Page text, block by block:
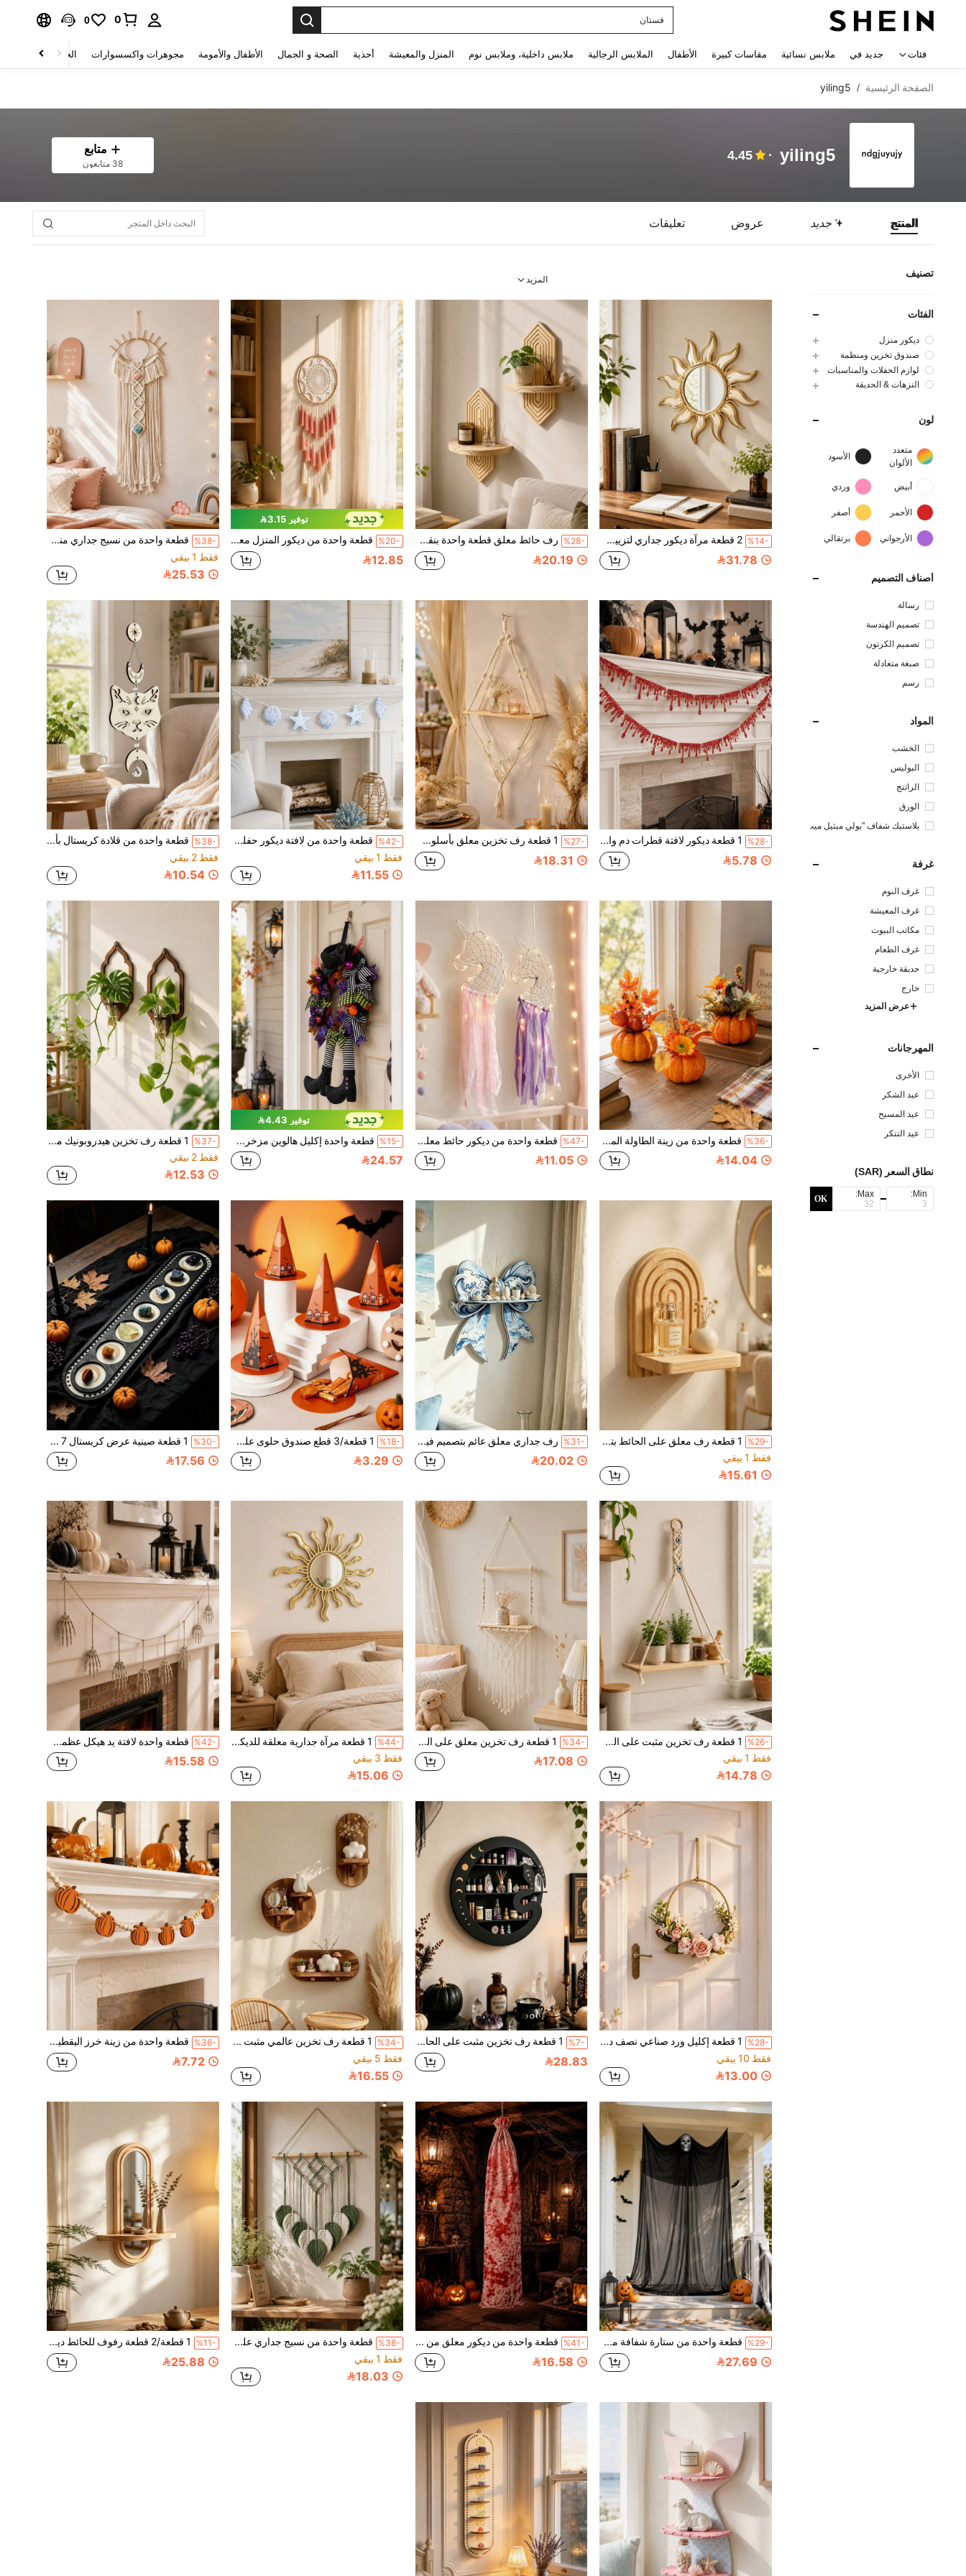
Squishy
0
0
فئات جديد في ملابس نسائية مقاسات كبيرة الأطفال الملابس الرجالية ملابس داخلية، وملابس نوم المنزل والمعيشة أحذية الصحة و الجمال الأطفال والأمومة مجوهرات واكسسوارات الحقائب والأمتعة
الصفحة الرئيسية /
yiling5
yiling5
4.45 متابع
38 متابعون
المنتج جديد عروض تعليقات
تصنيف
الفئات
ديكور منزل
صندوق تخزين ومنظمة
لوازم الحفلات والمناسبات
النزهات & الحديقة
لون
متعدد
الألوان
الأسود
أبيض وردي
الأحمر أصفر
الأرجواني برتقالي
أصناف التصميم
رسالة
تصميم الهندسة
تصميم الكرتون
صبغة متعادلة
رسم
المواد
الخشب
البوليس
تر
الراتنج
الورق
بلاستيك شفاف "بولي ميثيل ميث
غرفة
غرف النوم
غرف المعيشة
مكاتب البيوت
غرف الطعام
حديقة خارجية
خارج
عرض المزيد
المهرجانات
الأخرى
عيد الشكر
عيد المسيح
عيد التنكر
نطاق السعر (SAR)
Min:
Max:
OK
المزيد
%14- 2 قطعة مرآة ديكور جداري لتزيين الغرفة، مرآة معلقة بتصميم شمس فني، ديكور منزلي لغرفة المعيشة والنوم، بأسلوب بوهيمي عصري ونظارات، مرآة ديكورية بأسلوب نورديك، ديكور حديقة خارجية، ديكور جداري لمدخل غرفة المعيشة
31.78
%28- رف حائط معلق قطعة واحدة بنقشة معينة بارزة، رف حائط هندسي نصف دائري بطراز نورديك، رف تخزين حائط بطراز بوهيمي، رف ديكور حائط بخلفية خشب فاتح بنقشة معينة، رف حائط لجانب السرير في غرفة النوم
20.19
توفير 3.15
%20- قطعة واحدة من ديكور المنزل معلق حائط دائري مزخرف بحواف منسدلة، ديكور منزلي مريح وجمالي، ديكور حائط غرفة نوم بوهيمي
12.85
%38-
قطعة واحدة من نسيج جداري منسوج بأسلوب مغربي مع شرابات، مناسب لديكور جدار رأس السرير في غرفة النوم، ديكور جدار مميز في غرفة المعيشة، ديكور المدخل، نسيج ديكور منزلي
فقط 1 بيقي
25.53
%28- 1 قطعة ديكور لافتة قطرات دم واقعية، ديكور معلق قطرات دم للهالوين، إكليل تدفق الدم وبقع الدم، ديكور غرفة منزل مسكون حفلة سلسلة أعلام، ديكور أجواء النافذة والباب وظهر السرير مجموعة زينة معلقة
5.78
%27- 1 قطعة رف تخزين معلق بأسلوب بوهيمي، مثبت على الحائط مع جيب شبكة بشرابات، رف ديكور جدار الغرفة، رف حامل زهور مثبت على الحائط ورف تخزين مدمج
18.31
%42-
قطعة واحدة من لافتة ديكور حفلة بموضوع المحيط، لافتة جدارية بأسلوب شاطئ الصيف باللونين الأزرق والأبيض مع أصداف، ديكور جداري بموضوع المحيط بأسلوب نوردي، ديكور منزل عطلة شاطئية بزينة الحياة البحرية
فقط 1 بيقي
11.55
%38-
قطعة واحدة من قلادة كريستال بأسلوب بوهيمي، قلادة كريستال تعكس أشعة الشمس، مناسبة لديكور الغرفة وغرفة المعيشة، قلادة قطة ساحرة وقمر، ديكور غرفة النوم، قلادة قطة كريستال بوهيمية منحوتة
فقط 2 بيقي
10.54
%36- قطعة واحدة من زينة الطاولة المركزية على شكل يقطين اصطناعي، ديكور أوراق القيقب الخريفية والتوت والرمان، زينة يقطين ريفية من الرغوة لموسم الحصاد والخريف للمنزل والطاولة والمزرعة والمدفأة والمطبخ وديكور حفلات العطلات الداخلية
14.04
%47- قطعة واحدة من ديكور حائط معلق على شكل وحيد القرن بألوان متدرجة مع شرائط وشرابات، ديكور حائط غرفة بأسلوب حالم، مناسب للفتيات الصغيرات
11.05
توفير 4.43
%15- قطعة واحدة إكليل هالوين مزخرف بقبعة ساحرة وأحذية وفيونكة مربعات بنفسجية وسوداء وكرة اليقطين وورقة القيقب، مناسب لتزيين الباب الأمامي والمدخل وباب الفناء
24.57
%37-
1 قطعة رف تخزين هيدروبونيك معلق على الحائط بشكل فانوس، مناسب للغرفة والسكن الجامعي والحمام ومستلزمات الحفلات وديكور المنزل وديكور الغرفة وديكور الحائط، رف زهور بأسلوب بوهيمي معلق على الحائط بشكل فانوس مع أنابيب اختبار
فقط 2 بيقي
12.53
%29-
1 قطعة رف معلق على الحائط بتصميم هندسي مقوس، رف تخزين وعرض على الحائط، مناسب للنباتات العصارية والنباتات المزروعة في أصص، رف حائط بجانب السرير باللون الكريمي، مناسب لغرفة التأمل أو غرفة النوم
فقط 1 بيقي
15.61
%31- رف جداري معلق عائم بتصميم فيونكة إبداعي، رف ديكوري، مناسب لغرفة المعيشة أو غرفة النوم، رف جداري بنمط موجة زرقاء على الطراز البحري، 1 قطعة
20.02
%18- 1 قطعة/3 قطع صندوق حلوى على شكل قبعة ساحر، صندوق حلوى على شكل قبعة ساحرة مدببة، ديكور طاولة حلويات الحفلة، صندوق هدايا صغير، صندوق تخزين حلوى هالوين، صندوق على شكل قبعة ساحر، صندوق تغليف هدايا حفلة هالوين
3.29
%30- 1 قطعة صينية عرض كريستال 7 شاكرا، صينية كريستال مذبح غامضة، ديكور الغرفة، صينية تخزين كريستال فنغ شوي بأسلوب ساحر، رف عرض كريستال 7 شاكرا بأسلوب بوهيمي، ديكور المنزل، مناسبة لغرفة المعيشة، غرفة النوم، غرفة التأمل
17.56
%26-
1 قطعة رف تخزين مثبت على الحائط، ديكور غرفة "عين الشر" منظم جداري مزخرف، ديكور غرفة النوم & غرفة المعيشة، رف عائم بأسلوب نورديك، رف معلق منسوج، رف تخزين جداري، ديكور جداري
فقط 1 بيقي
14.78
%34- 1 قطعة رف تخزين معلق على الحائط | ديكور الغرفة | رف تخزين حائط بشرابات | رف معلق لنباتات العصاريات | ديكور المنزل لغرفة المعيشة والنوم | رف تخزين وديكور حائط بأسلوب نورديك | رف نباتات البستنة | تخزين منزلي بأسلوب بوهيمي
17.08
%44-
1 قطعة مرآة جدارية معلقة للديكور المنزلي، مرآة وجه معلقة، ديكور جداري بوهيمي، مرآة زينة غير متماثلة بحافة مغلفة بطراز ريترو، ديكور للغرفة
فقط 3 بيقي
15.06
%42- قطعة واحدة لافتة يد هيكل عظمي مرنة ديكور حفلة هالوين ديكور هيكل عظمي واقعي للمدفأة والجدار وإكليل الزينة غرفة الهروب المسكونة لافتة بموضوع الرعب
15.58
%28-
1 قطعة إكليل ورد صناعي نصف دائري معلق، ورد وردي فاتح مع أوراق الأوكالبتوس، إكليل زهور صناعي بموضوع الربيع، إكليل معلق للباب، ديكور زهور معلق على جدار غرفة النوم الداخلي
فقط 10 بيقي
13.00
%7- 1 قطعة رف تخزين مثبت على الحائط، رف عرض ثلاثي الطبقات، منظم ديكور جداري للمنزل وغرفة النوم وغرفة المعيشة، حامل بنمط مراحل القمر، حامل عرض معادن بأسلوب السحر الغامض
28.83
%34-
1 قطعة رف تخزين عالمي مثبت على الحائط، رف ديكور جدار الغرفة، رف جداري بيضاوي دائري، رف تخزين معلق إبداعي بطراز نورديك، رف عرض النباتات العصارية والعلاج بالروائح، رف تخزين جداري
فقط 5 بيقي
16.55
%36- قطعة واحدة من زينة خرز اليقطين على شكل إكليل، زهور اليقطين، ديكور حصاد الخريف للمدفأة، حبل معلق، لافتة جدارية منزلية للهالوين، سلسلة خرز اليقطين الاصطناعي الصغيرة، زينة معلقة للمدخل والنافذة، ديكور الأجواء
7.72
%29- قطعة واحدة من ستارة شفافة مزخرفة بنقشة الجمجمة والشبح، قماش شاش شفاف طويل معلق، يخلق أجواء مخيفة لمنزل مسكون أو غرفة سرية، ديكور شاش للهالوين للفناء الأمامي والمدخل
27.69
%41- قطعة واحدة من ديكور معلق من الشاش بموضوع شبح، قماش أبيض مع بقع دم مزيفة، زينة معلقة طويلة مدببة بأسلوب رعب، ديكور شرفة منزل مسكون، ديكور فناء خارجي مخيف، إكسسوار مشهد غرفة الهروب
16.58
%38-
قطعة واحدة من نسيج جداري على شكل ورقة، ديكور جداري بأسلوب بوهيمي، تعليق جداري بشرابات خضراء وبيضاء، نسيج جداري على شكل ورقة بأسلوب نورديك، ديكور غرفة، أثاث منزلي ناعم بأسلوب بوهيمي، تعليق جداري منسوج على شكل ورقة
فقط 1 بيقي
18.03
%11- 1 قطعة/2 قطعة رفوف للحائط ديكور الغرفة رفوف عائمة بأسلوب بوهيمي رف مرآة زخرفي رفوف مثبتة على الحائط رف مرآة متعدد الطبقات مقوس ديكور المنزل لغرف النوم وغرف المعيشة مرآة حائط مع رف ديكور الحائط
25.88